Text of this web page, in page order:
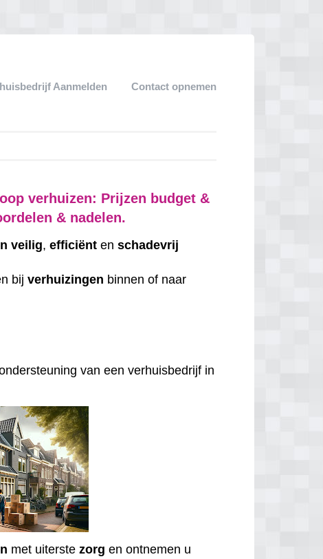
Aanmelden Contact opnemen
verhuizen: Prijzen budget &
& nadelen.
veilig,efficiënt enschadevrij
bijverhuizingen binnen of naar
van een verhuisbedrijf in
met uiterstezorg en ontnemen u